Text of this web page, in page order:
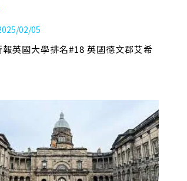
02/05
報英國大學排名#18 英國德文郡艾希